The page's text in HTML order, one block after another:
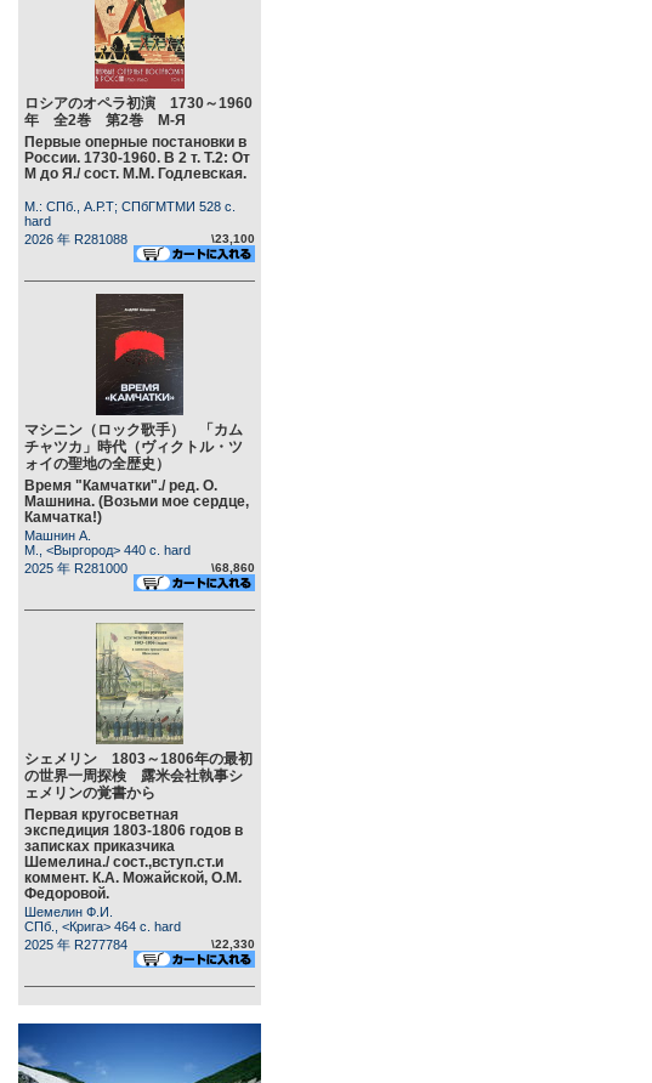
ロシアのオペラ初演 1730～1960
年 全2巻 第2巻 М-Я
Первые оперные постановки в
России. 1730-1960. В 2 т. Т.2: От
М до Я./ сост. М.М. Годлевская.
М.: СПб., А.Р.Т; СПбГМТМИ 528 c.
hard
2026 年 R281088
\23,100
マシニン（ロック歌手） 「カム
チャツカ」時代（ヴィクトル・ツ
ォイの聖地の全歴史）
Время "Камчатки"./ ред. О.
Машнина. (Возьми мое сердце,
Камчатка!)
Машнин А.
М., <Выргород> 440 c. hard
2025 年 R281000
\68,860
シェメリン 1803～1806年の最初
の世界一周探検 露米会社執事シ
ェメリンの覚書から
Первая кругосветная
экспедиция 1803-1806 годов в
записках приказчика
Шемелина./ сост.,вступ.ст.и
коммент. К.А. Можайской, О.М.
Федоровой.
Шемелин Ф.И.
СПб., <Крига> 464 c. hard
2025 年 R277784
\22,330